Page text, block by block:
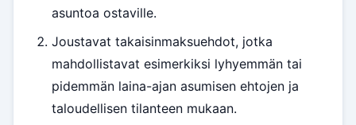
asuntoa ostaville.
Joustavat takaisinmaksuehdot, jotka
mahdollistavat esimerkiksi lyhyemmän tai
pidemmän laina-ajan asumisen ehtojen ja
taloudellisen tilanteen mukaan.